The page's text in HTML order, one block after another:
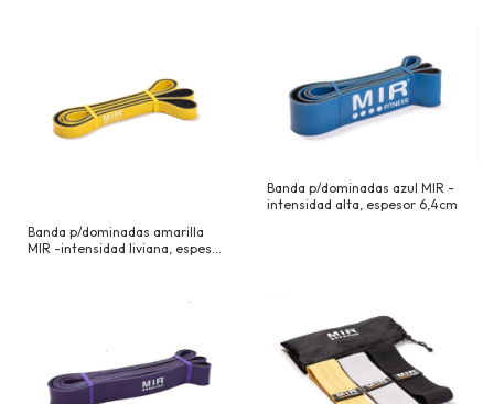
Banda p/dominadas amarilla
MIR -intensidad liviana, espesor
Banda p/dominadas azul MIR -
intensidad alta, espesor 6,4cm